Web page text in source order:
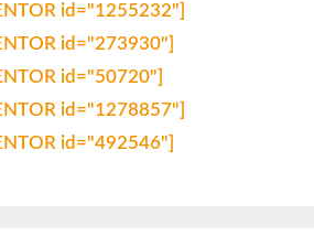
id="1255232"]
id="273930"]
id="50720"]
id="1278857"]
id="492546"]